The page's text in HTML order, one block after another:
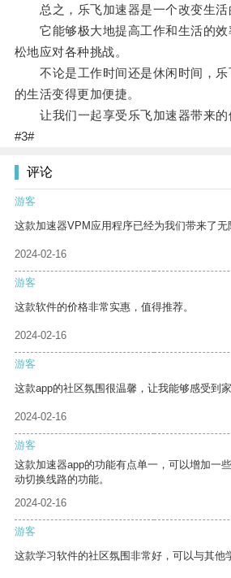
总之，乐飞加速器是一个改变生活
它能够极大地提高工作和生活的效
松地应对各种挑战。
不论是工作时间还是休闲时间，乐
的生活变得更加便捷。
让我们一起享受乐飞加速器带来的
#3#
评论
游客
这款加速器VPM应用程序已经为我们带来了无
2024-02-16
游客
这款软件的价格非常实惠，值得推荐。
2024-02-16
游客
这款app的社区氛围很温馨，让我能够感受到家
2024-02-16
游客
这款加速器app的功能有点单一，可以增加一
动切换线路的功能。
2024-02-16
游客
这款学习软件的社区氛围非常好，可以与其他